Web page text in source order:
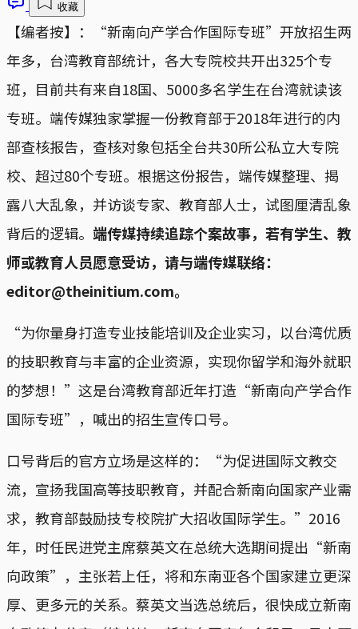
收藏
【编者按】：“新南向产学合作国际专班”开放招生两
年多，台湾教育部统计，各大专院校共开出325个专
班，目前共有来自18国、5000多名学生在台湾就读该
专班。端传媒独家掌握一份教育部于2018年进行的内
部查核报告，查核对象包括全台共30所公私立大专院
校、超过80个专班。根据这份报告，端传媒整理、揭
露八大乱象，并访谈专家、教育部人士，试图厘清乱象
背后的逻辑。 端传媒持续追踪个案故事，若有学生、教
师或教育人员愿意受访，请与端传媒联络：
editor@theinitium.com。
“为你量身打造专业技能培训及企业实习，以台湾优质
的技职教育与丰富的企业资源，实现你留学和海外就职
的梦想！”这是台湾教育部近年打造“新南向产学合作
国际专班”，喊出的招生宣传口号。
口号背后的官方立场是这样的：“为促进国际文教交
流，宣扬我国高等技职教育，并配合新南向国家产业需
求，教育部鼓励技专校院扩大招收国际学生。”2016
年，时任民进党主席蔡英文在总统大选期间提出“新南
向政策”，主张若上任，将和东南亚各个国家建立更深
厚、更多元的关系。蔡英文当选总统后，很快成立新南